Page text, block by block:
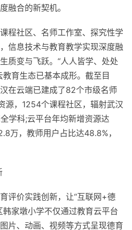
融合的新契机。
程社区、名师工作室、探究性学
信息技术与教育教学实现深度融
质变与飞跃。“人人皆学、处处
育生态已基本成形。截至目
在云端已建成了82个市级名师
源，1254个课程社区，辐射武汉
学科;云平台年均新增资源达
万，教师用户占比达48.8%，
评价实践创新，让“互联网+德
家墩小学不仅通过教育云平台
片、动画、视频等方式呈现德育